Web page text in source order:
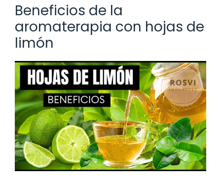
Beneficios de la
aromaterapia con hojas de
limón